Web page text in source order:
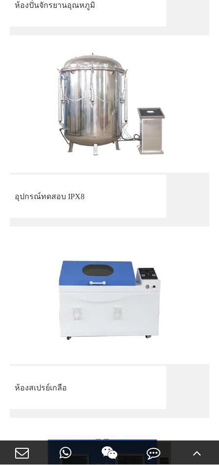
ห้องปั่นจักรยานอุณหภูมิ
อุปกรณ์ทดสอบ IPX8
ห้องสเปรย์เกลือ